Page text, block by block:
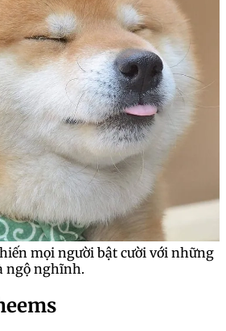
mọi người bật cười với những
ngộ nghĩnh.